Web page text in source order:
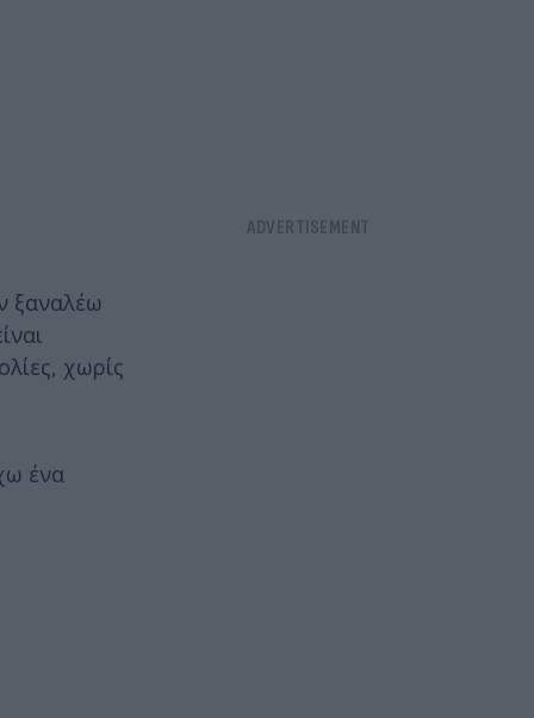
ξαναλέω
χωρίς
ένα